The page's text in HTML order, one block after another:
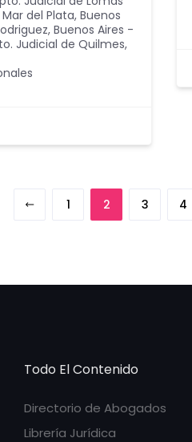
del Plata, Buenos
, Buenos Aires -
Judicial de Quilmes,
1 2 3 4
Todo El Contenido
Directorio de Abogados
Librería Jurídica